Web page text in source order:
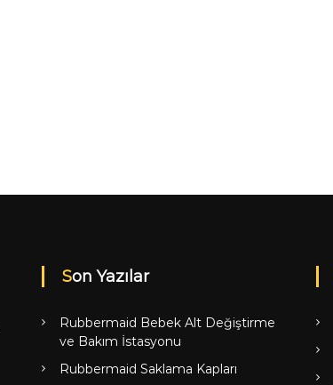
Son Yazılar
Rubbermaid Bebek Alt Değiştirme
ve Bakım İstasyonu
Rubbermaid Saklama Kapları